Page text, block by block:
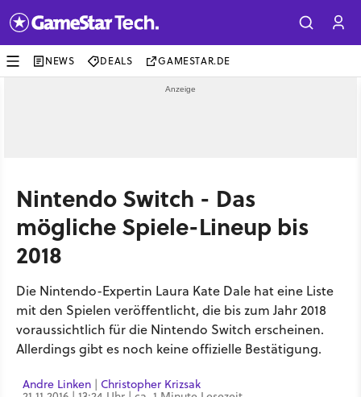
NEWS DEALS GAMESTAR.DE
Nintendo Switch - Das
mögliche Spiele-Lineup bis
2018
Die Nintendo-Expertin Laura Kate Dale hat eine Liste
mit den Spielen veröffentlicht, die bis zum Jahr 2018
voraussichtlich für die Nintendo Switch erscheinen.
Allerdings gibt es noch keine offizielle Bestätigung.
Andre Linken | Christopher Krizsak